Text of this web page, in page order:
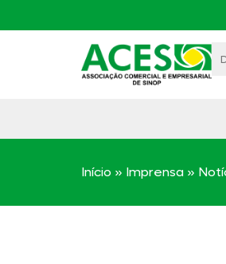
Início » Imprensa »